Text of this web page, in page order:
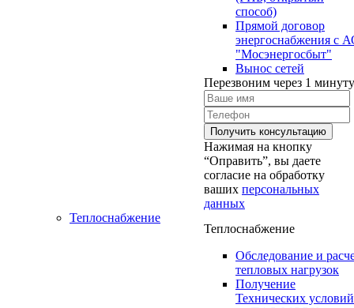
способ)
Прямой договор
энергоснабжения с
"Мосэнергосбыт"
Вынос сетей
Перезвоним через 1 минуту
Нажимая на кнопку
“Оправить”, вы даете
согласие на обработку
ваших персональных
данных
Теплоснабжение
Теплоснабжение
Обследование и
тепловых нагрузок
Получение
Технических условий